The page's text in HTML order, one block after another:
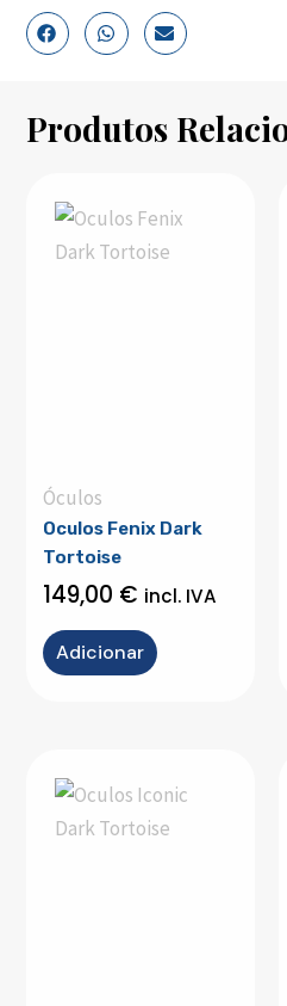
Produtos
Óculos
Oculos Fenix Dark
Tortoise
149,00 € incl. IVA
Adicionar